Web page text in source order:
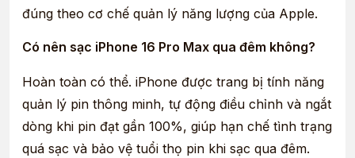
đúng theo cơ chế quản lý năng lượng của Apple.
Có nên sạc iPhone 16 Pro Max qua đêm không?
Hoàn toàn có thể. iPhone được trang bị tính năng
quản lý pin thông minh, tự động điều chỉnh và ngắt
dòng khi pin đạt gần 100%, giúp hạn chế tình trạng
quá sạc và bảo vệ tuổi thọ pin khi sạc qua đêm.